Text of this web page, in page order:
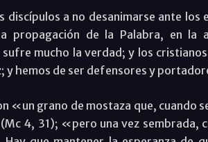
discípulos a no desanimarse ante los
propagación de la Palabra, en la
mucho la verdad; y los
hemos de ser defensores y
«un grano de mostaza que, cuando
4, 31); «pero una vez sembrada,